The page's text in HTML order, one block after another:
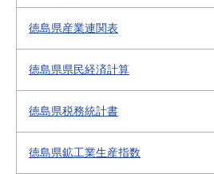
徳島県産業連関表
徳島県県民経済計算
徳島県税務統計書
徳島県鉱工業生産指数